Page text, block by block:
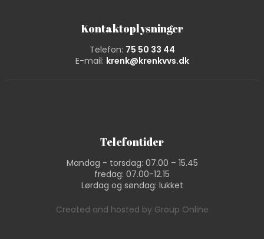
Kontaktoplysninger
Telefon: 75 50 33 44
E-mail: krenk@krenkvvs.dk
Telefontider
Mandag - torsdag: 07.00 – 15.45​
fredag: 07.00-12.15​
Lørdag og søndag: lukket
Created and hosted by Group Online